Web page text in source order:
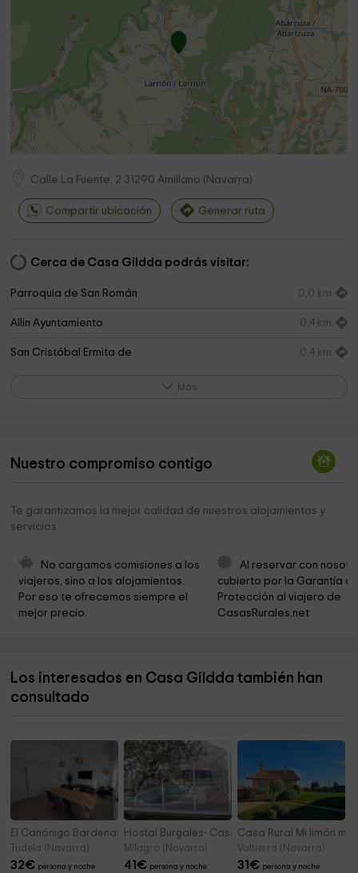
Calle La Fuente, 2 31290 Amillano ( Navarra)
Compartir ubicación Generar ruta
Cerca de Casa Gildda podrás visitar:
Parroquia de San Román 0,0 km
Allin Ayuntamiento 0,4 km
San Cristóbal Ermita de 0,4 km
Iglesia de Galdeano 1,7 km
Iglesia San Miguel Arcangel.
Urederra
Ermita de San Miguel
Ermita de San Blas 2,2 km
Ermita de San Martín 2,4 km
Más
Nuestro compromiso contigo
Te garantizamos la mejor calidad de nuestros alojamientos y
servicios
No cargamos comisiones a los
viajeros, sino a los alojamientos.
Por eso te ofrecemos siempre el
mejor precio.
Al reservar con
cubierto por la Garantía
Protección al viajero de
CasasRurales.net
Los interesados en Casa Gildda también han
consultado
El Canónigo Bardenas
Tudela (Navarra)
32€ persona y noche
Hostal Burgalés- Casa con piscina
Milagro (Navarra)
41€ persona y noche
Casa Rural Mi limón mi
Valtierra (Navarra)
31€ persona y noche